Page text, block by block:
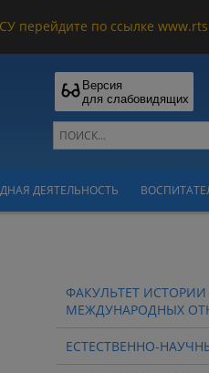
перейдите по ссылке
Версия
для слабовидящих
ДЕЯТЕЛЬНОСТЬ
ФАКУЛЬТЕТ
МЕЖДУНАРОДНЫХ
ЕСТЕСТВЕННО-